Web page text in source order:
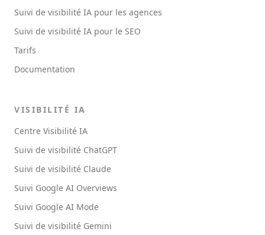
Suivi de visibilité IA pour les agences
Suivi de visibilité IA pour le SEO
Tarifs
Documentation
VISIBILITÉ IA
Centre Visibilité IA
Suivi de visibilité ChatGPT
Suivi de visibilité Claude
Suivi Google AI Overviews
Suivi Google AI Mode
Suivi de visibilité Gemini